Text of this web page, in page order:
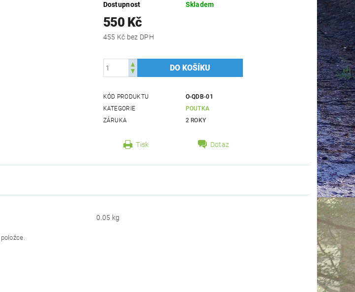
Dostupnost Skladem
550 Kč
455 Kč bez DPH
KÓD PRODUKTU
O-QDB-01
KATEGORIE
POUTKA
ZÁRUKA
2 ROKY
Tisk Dotaz
0.05 kg